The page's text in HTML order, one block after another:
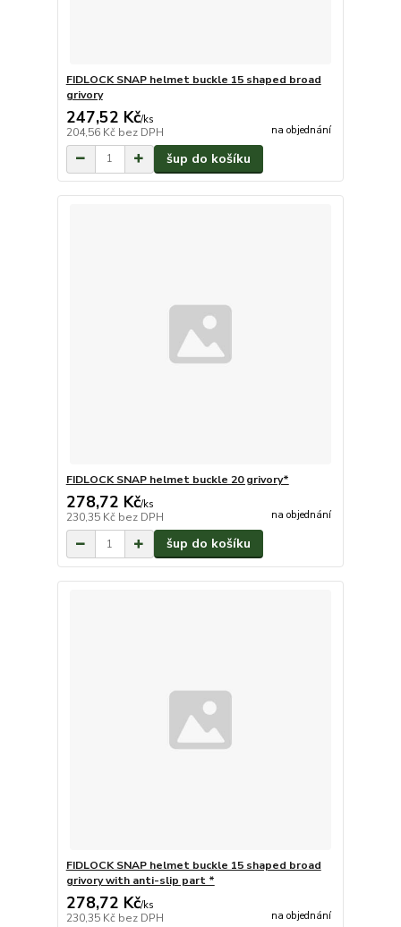
FIDLOCK SNAP helmet buckle 15 shaped broad
grivory
247,52 Kč/ks
204,56 Kč bez DPH na objednání
šup do košíku
FIDLOCK SNAP helmet buckle 20 grivory*
278,72 Kč/ks
230,35 Kč bez DPH na objednání
šup do košíku
FIDLOCK SNAP helmet buckle 15 shaped broad
grivory with anti-slip part *
278,72 Kč/ks
230,35 Kč bez DPH na objednání